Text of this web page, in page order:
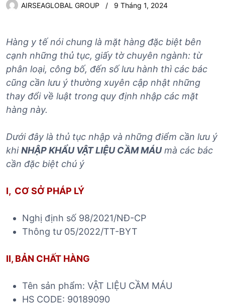
AIRSEAGLOBAL GROUP 9 Tháng 1, 2024
Hàng y tế nói chung là mặt hàng đặc biệt bên
cạnh những thủ tục, giấy tờ chuyên ngành: từ
phân loại, công bố, đến số lưu hành thì các bác
cũng cần lưu ý thường xuyên cập nhật những
thay đổi về luật trong quy định nhập các mặt
hàng này.
Dưới đây là thủ tục nhập và những điểm cần lưu ý
khiNHẬP KHẨU VẬT LIỆU CẦM MÁUmà các bác
cần đặc biệt chú ý
I, CƠ SỞ PHÁP LÝ
Nghị định số 98/2021/NĐ-CP
Thông tư 05/2022/TT-BYT
II, BẢN CHẤT HÀNG
Tên sản phẩm: VẬT LIỆU CẦM MÁU
HS CODE: 90189090